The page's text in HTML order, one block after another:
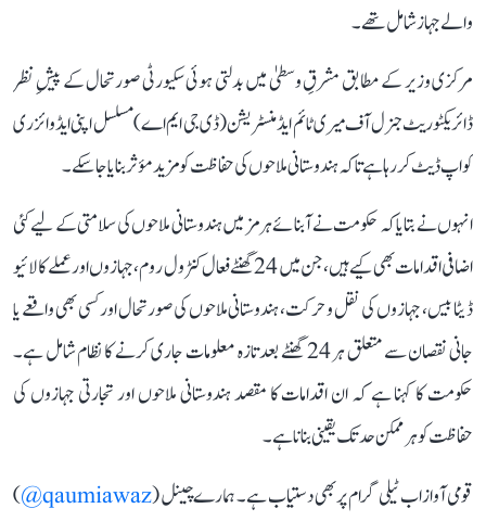
والے جہاز شامل تھے۔
مرکزی وزیر کے مطابق مشرقِ وسطیٰ میں بدلتی ہوئی سکیورٹی صورتحال کے پیشِ نظر
ڈائریکٹوریٹ جنرل آف میری ٹائم ایڈمنسٹریشن (ڈی جی ایم اے) مسلسل اپنی ایڈوائزری
کو اپ ڈیٹ کر رہا ہے تاکہ ہندوستانی ملاحوں کی حفاظت کو مزید مؤثر بنایا جا سکے۔
انہوں نے بتایا کہ حکومت نے آبنائے ہرمز میں ہندوستانی ملاحوں کی سلامتی کے لیے کئی
اضافی اقدامات بھی کیے ہیں، جن میں 24 گھنٹے فعال کنٹرول روم، جہازوں اور عملے کا لائیو
ڈیٹا بیس، جہازوں کی نقل و حرکت، ہندوستانی ملاحوں کی صورتحال اور کسی بھی واقعے یا
جانی نقصان سے متعلق ہر 24 گھنٹے بعد تازہ معلومات جاری کرنے کا نظام شامل ہے۔
حکومت کا کہنا ہے کہ ان اقدامات کا مقصد ہندوستانی ملاحوں اور تجارتی جہازوں کی
حفاظت کو ہر ممکن حد تک یقینی بنانا ہے۔
قومی آواز اب ٹیلی گرام پر بھی دستیاب ہے۔ ہمارے چینل (qaumiawaz@
)